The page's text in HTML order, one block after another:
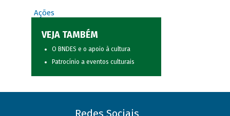
Ações
VEJA TAMBÉM
O BNDES e o apoio à cultura
Patrocínio a eventos culturais
Redes Sociais